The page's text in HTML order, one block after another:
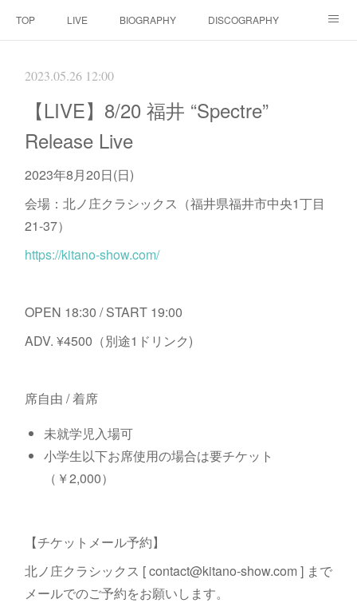
TOP LIVE BIOGRAPHY DISCOGRAPHY
2023.05.26 12:00
【LIVE】8/20 福井 “Spectre”
Release Live
2023年8月20日(日)
会場：北ノ庄クラシックス（福井県福井市中央1丁目
21-37）
https://kitano-show.com/
OPEN 18:30 / START 19:00
ADV. ¥4500（別途1ドリンク)
席自由 / 着席
未就学児入場可
小学生以下お席使用の場合は要チケット
（￥2,000）
【チケットメール予約】
北ノ庄クラシックス [ contact@kitano-show.com ] まで
メールでのご予約をお願いします。